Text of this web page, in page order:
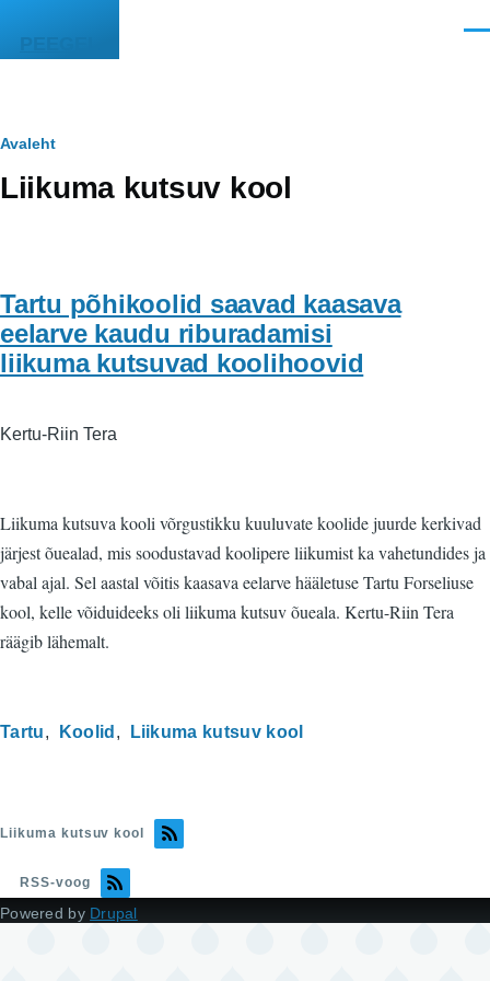
PEEGEL
Leivapuru
Avaleht
Liikuma kutsuv kool
Tartu põhikoolid saavad kaasava
eelarve kaudu riburadamisi
liikuma kutsuvad koolihoovid
Kertu-Riin Tera
Liikuma kutsuva kooli võrgustikku kuuluvate koolide juurde kerkivad
järjest õuealad, mis soodustavad koolipere liikumist ka vahetundides ja
vabal ajal. Sel aastal võitis kaasava eelarve hääletuse Tartu Forseliuse
kool, kelle võiduideeks oli liikuma kutsuv õueala. Kertu-Riin Tera
räägib lähemalt.
Tartu Koolid Liikuma kutsuv kool
Liikuma kutsuv kool
RSS-voog
Powered by Drupal